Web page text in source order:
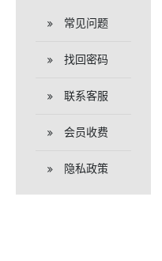
常见问题
找回密码
联系客服
会员收费
隐私政策